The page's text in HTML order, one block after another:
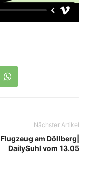
Nächster Artikel
Flugzeug am Döllberg|
DailySuhl vom 13.05